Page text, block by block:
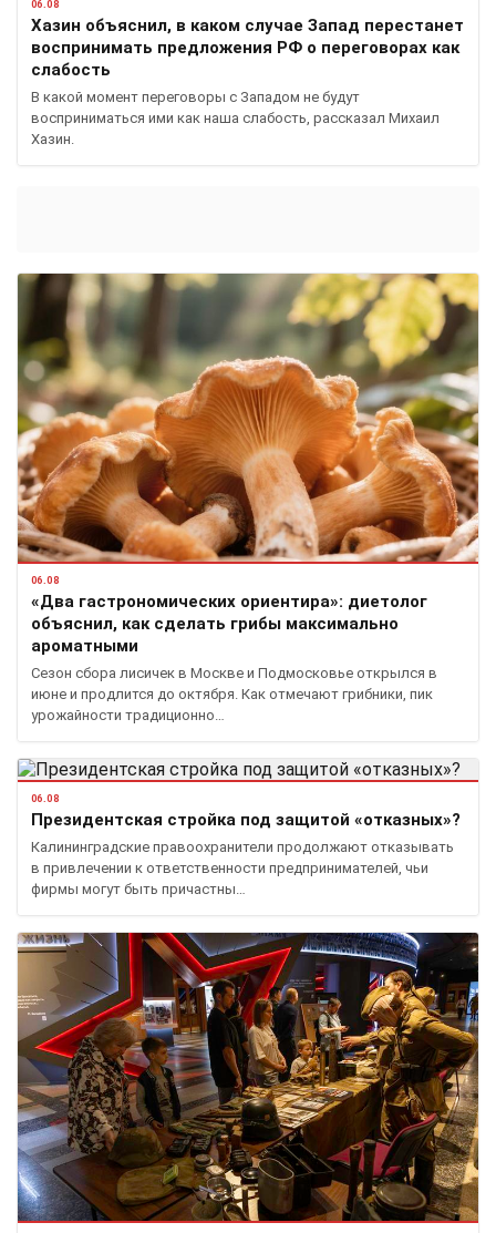
06.08
Хазин объяснил, в каком случае Запад перестанет
воспринимать предложения РФ о переговорах как
слабость
В какой момент переговоры с Западом не будут
восприниматься ими как наша слабость, рассказал Михаил
Хазин.
06.08
«Два гастрономических ориентира»: диетолог
объяснил, как сделать грибы максимально
ароматными
Сезон сбора лисичек в Москве и Подмосковье открылся в
июне и продлится до октября. Как отмечают грибники, пик
урожайности традиционно…
06.08
Президентская стройка под защитой «отказных»?
Калининградские правоохранители продолжают отказывать
в привлечении к ответственности предпринимателей, чьи
фирмы могут быть причастны…